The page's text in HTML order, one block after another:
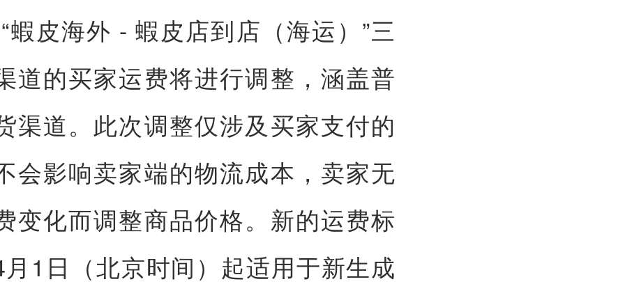
蝦皮海外 - 蝦皮店到店（海运）”三
道的买家运费将进行调整，涵盖普
渠道。此次调整仅涉及买家支付的
会影响卖家端的物流成本，卖家无
变化而调整商品价格。新的运费标
1日（北京时间）起适用于新生成